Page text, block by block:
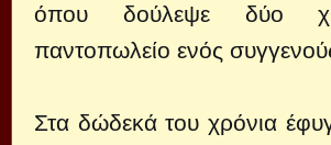
όπου δούλεψε δύο
παντοπωλείο ενός
Στα δώδεκά του χρόνια